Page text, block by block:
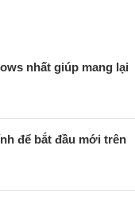
nhất giúp mang lại
để bắt đầu mới trên